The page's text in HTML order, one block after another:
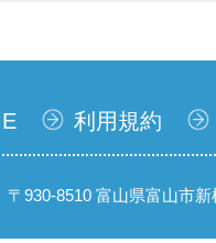
利用規約
930-8510 富山県富山市新